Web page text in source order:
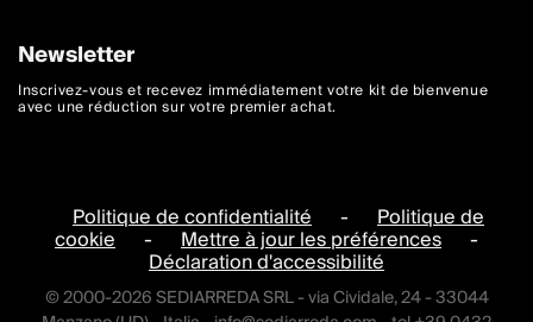
Newsletter
Inscrivez-vous et recevez immédiatement votre kit de bienvenue
avec une réduction sur votre premier achat.
Politique de confidentialité - Politique de
cookie - Mettre à jour les préférences -
Déclaration d'accessibilité
© 2000-2026 SEDIARREDA SRL - via Cividale, 24 - 33044